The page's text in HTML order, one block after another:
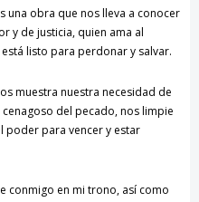
una obra que nos lleva a conocer
y de justicia, quien ama al
listo para perdonar y salvar.
muestra nuestra necesidad de
del pecado, nos limpie
poder para vencer y estar
conmigo en mi trono, así como